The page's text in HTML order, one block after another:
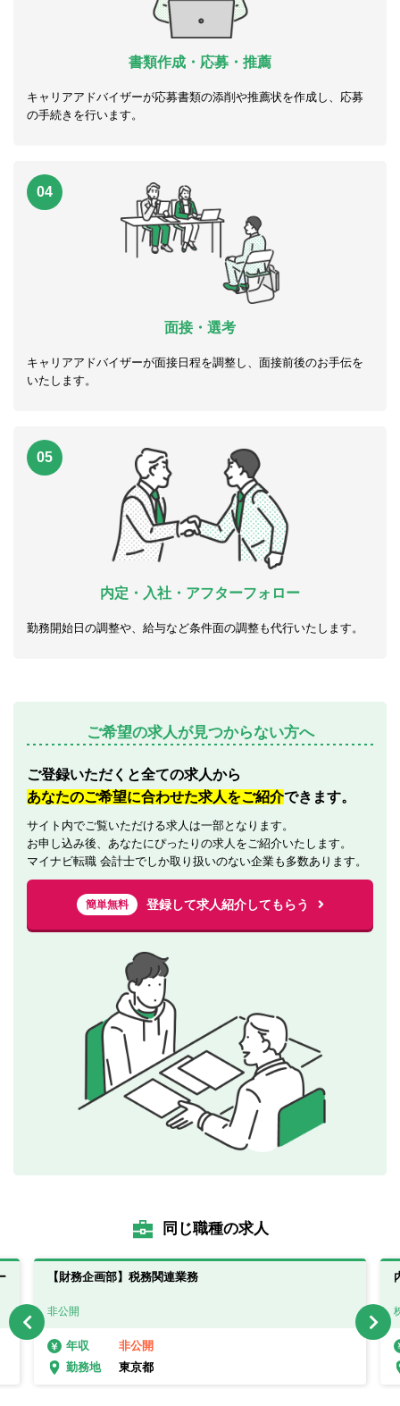
書類作成・応募・推薦
キャリアアドバイザーが応募書類の添削や推薦状を作成し、応募
の手続きを行います。
04
面接・選考
キャリアアドバイザーが面接日程を調整し、面接前後のお手伝を
いたします。
05
内定・入社・アフターフォロー
勤務開始日の調整や、給与など条件面の調整も代行いたします。
ご希望の求人が見つからない方へ
ご登録いただくと全ての求人から
あなたのご希望に合わせた求人をご紹介できます。
サイト内でご覧いただける求人は一部となります。
お申し込み後、あなたにぴったりの求人をご紹介いたします。
マイナビ転職 会計士でしか取り扱いのない企業も多数あります。
簡単無料 登録して求人紹介してもらう
同じ職種の求人
【財務企画部】税務関連業務
非公開
年収
非公開
勤務地
東京都